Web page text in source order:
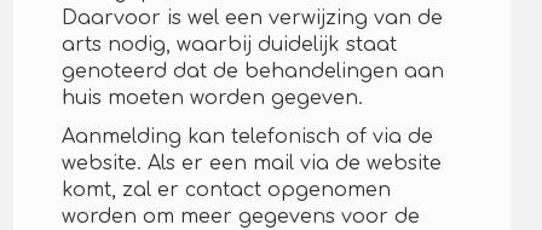
Daarvoor is wel een verwijzing van de
arts nodig, waarbij duidelijk staat
genoteerd dat de behandelingen aan
huis moeten worden gegeven.
Aanmelding kan telefonisch of via de
website. Als er een mail via de website
komt, zal er contact opgenomen
worden om meer gegevens voor de